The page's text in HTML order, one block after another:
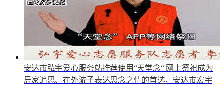
安达市弘宇爱心服务站推荐使用“天堂念“ 网上祭祀成为
居家追思、在外游子表达思念之情的首选，安达市宏宇